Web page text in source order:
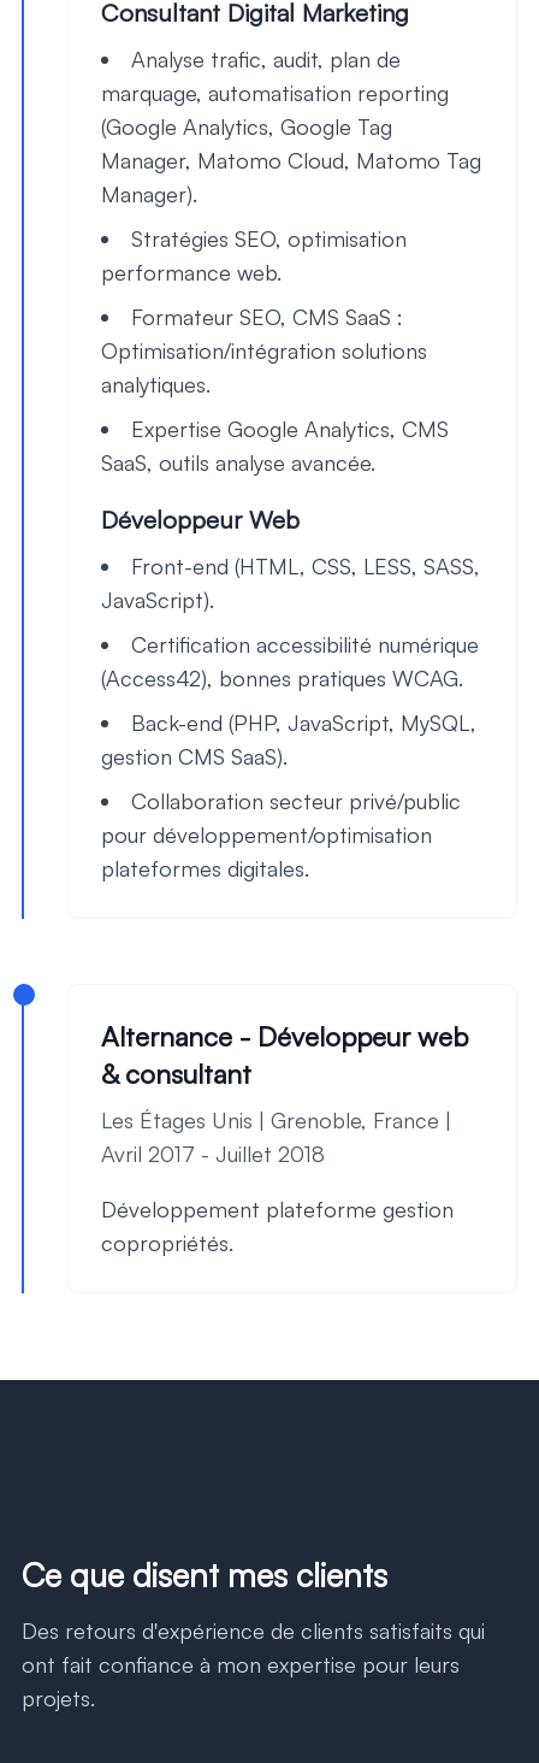
Consultant Digital Marketing
Analyse trafic, audit, plan de
marquage, automatisation reporting
(Google Analytics, Google Tag
Manager, Matomo Cloud, Matomo Tag
Manager).
Stratégies SEO, optimisation
performance web.
Formateur SEO, CMS SaaS :
Optimisation/intégration solutions
analytiques.
Expertise Google Analytics, CMS
SaaS, outils analyse avancée.
Développeur Web
Front-end (HTML, CSS, LESS, SASS,
JavaScript).
Certification accessibilité numérique
(Access42), bonnes pratiques WCAG.
Back-end (PHP, JavaScript, MySQL,
gestion CMS SaaS).
Collaboration secteur privé/public
pour développement/optimisation
plateformes digitales.
Alternance - Développeur web
& consultant
Les Étages Unis | Grenoble, France |
Avril 2017 - Juillet 2018
Développement plateforme gestion
copropriétés.
Ce que disent mes clients
Des retours d'expérience de clients satisfaits qui
ont fait confiance à mon expertise pour leurs
projets.